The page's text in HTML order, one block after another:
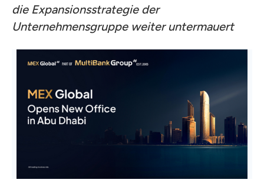
die Expansionsstrategie der
Unternehmensgruppe weiter untermauert